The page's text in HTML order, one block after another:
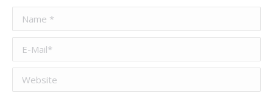
Name *
E-Mail *
Website